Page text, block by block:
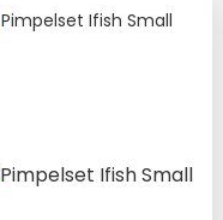
Pimpelset Ifish Small